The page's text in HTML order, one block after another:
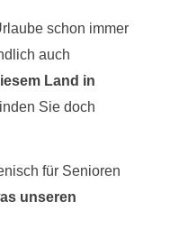
schon immer
auch
Land in
Sie doch
für Senioren
unseren